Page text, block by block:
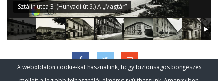
Sztálin utca 3. (Hunyadi út 3.) A „Magtár”
A weboldalon cookie-kat használunk, hogy biztonságos böngészés